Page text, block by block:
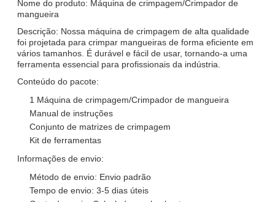
Nome do produto: Máquina de crimpagem/Crimpador de
mangueira
Descrição: Nossa máquina de crimpagem de alta qualidade
foi projetada para crimpar mangueiras de forma eficiente em
vários tamanhos. É durável e fácil de usar, tornando-a uma
ferramenta essencial para profissionais da indústria.
Conteúdo do pacote:
1 Máquina de crimpagem/Crimpador de mangueira
Manual de instruções
Conjunto de matrizes de crimpagem
Kit de ferramentas
Informações de envio:
Método de envio: Envio padrão
Tempo de envio: 3-5 dias úteis